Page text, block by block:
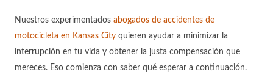
Nuestros experimentados abogados de accidentes de
motocicleta en Kansas City quieren ayudar a minimizar la
interrupción en tu vida y obtener la justa compensación que
mereces. Eso comienza con saber qué esperar a continuación.